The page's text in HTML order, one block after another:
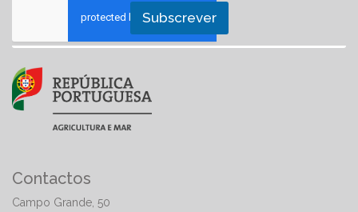
Subscrever
Contactos
Campo Grande, 50